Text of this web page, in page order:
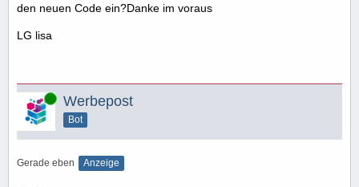
den neuen Code ein?Danke im voraus
LG lisa
Online Werbepost
Bot
Gerade eben Anzeige